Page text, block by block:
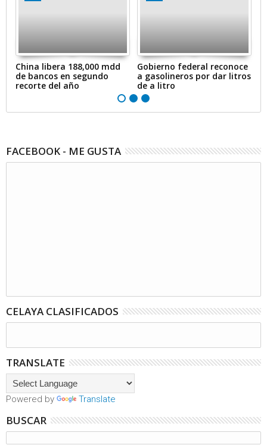
China libera 188,000 mdd
de bancos en segundo
recorte del año
Gobierno federal reconoce
a gasolineros por dar litros
de a litro
FACEBOOK - ME GUSTA
CELAYA CLASIFICADOS
TRANSLATE
Powered by Translate
BUSCAR